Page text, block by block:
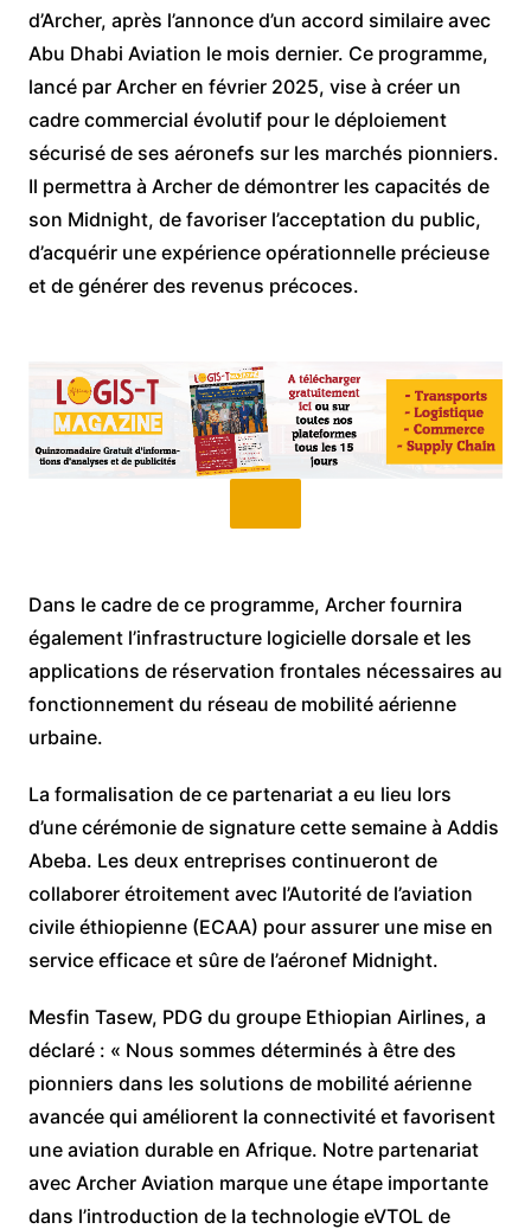
d’Archer, après l’annonce d’un accord similaire avec
Abu Dhabi Aviation le mois dernier. Ce programme,
lancé par Archer en février 2025, vise à créer un
cadre commercial évolutif pour le déploiement
sécurisé de ses aéronefs sur les marchés pionniers.
Il permettra à Archer de démontrer les capacités de
son Midnight, de favoriser l’acceptation du public,
d’acquérir une expérience opérationnelle précieuse
et de générer des revenus précoces.
Dans le cadre de ce programme, Archer fournira
également l’infrastructure logicielle dorsale et les
applications de réservation frontales nécessaires au
fonctionnement du réseau de mobilité aérienne
urbaine.
La formalisation de ce partenariat a eu lieu lors
d’une cérémonie de signature cette semaine à Addis
Abeba. Les deux entreprises continueront de
collaborer étroitement avec l’Autorité de l’aviation
civile éthiopienne (ECAA) pour assurer une mise en
service efficace et sûre de l’aéronef Midnight.
Mesfin Tasew, PDG du groupe Ethiopian Airlines, a
déclaré : « Nous sommes déterminés à être des
pionniers dans les solutions de mobilité aérienne
avancée qui améliorent la connectivité et favorisent
une aviation durable en Afrique. Notre partenariat
avec Archer Aviation marque une étape importante
dans l’introduction de la technologie eVTOL de